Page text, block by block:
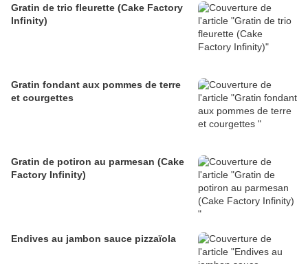
Gratin de trio fleurette (Cake Factory
Infinity)
Gratin fondant aux pommes de terre
et courgettes
Gratin de potiron au parmesan (Cake
Factory Infinity)
Endives au jambon sauce pizzaïola